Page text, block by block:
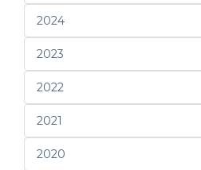
2024
2023
2022
2021
2020